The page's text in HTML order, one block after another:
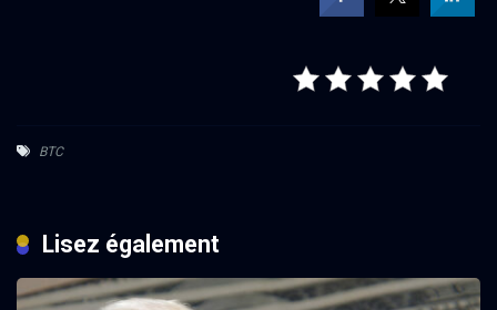
BTC
Lisez également